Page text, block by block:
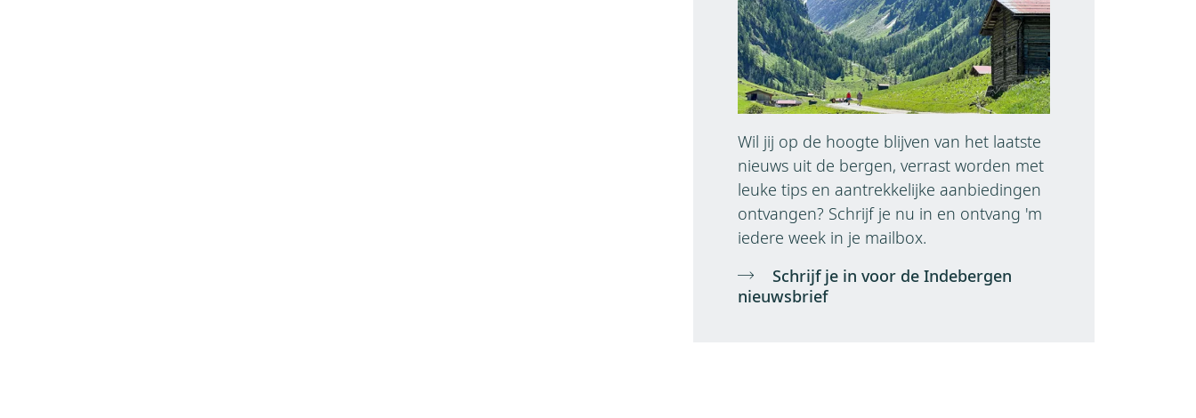
Wil jij op de hoogte blijven van het laatste
nieuws uit de bergen, verrast worden met
leuke tips en aantrekkelijke aanbiedingen
ontvangen? Schrijf je nu in en ontvang 'm
iedere week in je mailbox.
Schrijf je in voor de Indebergen
nieuwsbrief